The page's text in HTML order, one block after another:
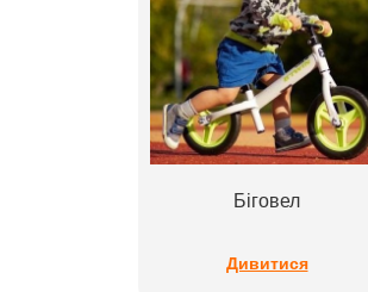
Біговел
Дивитися